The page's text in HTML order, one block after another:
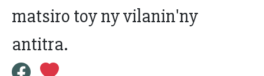
matsiro toy ny vilanin'ny
antitra.